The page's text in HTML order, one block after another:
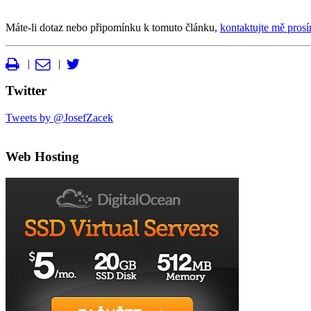
Máte-li dotaz nebo připomínku k tomuto článku, kontaktujte mě
| |
Twitter
Tweets by @JosefZacek
Web Hosting